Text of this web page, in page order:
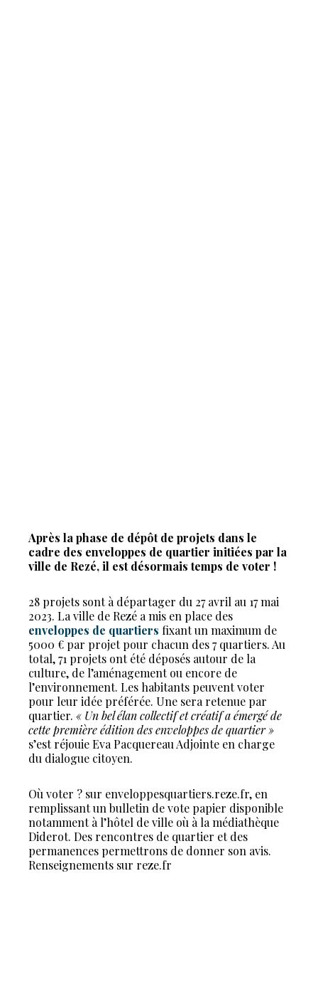
Après la phase de dépôt de projets dans le
cadre des enveloppes de quartier initiées par la
ville de Rezé, il est désormais temps de voter !
28 projets sont à départager du 27 avril au 17 mai
2023. La ville de Rezé a mis en place des
enveloppes de quartiers fixant un maximum de
5000 € par projet pour chacun des 7 quartiers. Au
total, 71 projets ont été déposés autour de la
culture, de l’aménagement ou encore de
l’environnement. Les habitants peuvent voter
pour leur idée préférée. Une sera retenue par
quartier. « Un bel élan collectif et créatif a émergé de
cette première édition des enveloppes de quartier »
s’est réjouie Eva Pacquereau Adjointe en charge
du dialogue citoyen.
Où voter ? sur enveloppesquartiers.reze.fr, en
remplissant un bulletin de vote papier disponible
notamment à l’hôtel de ville où à la médiathèque
Diderot. Des rencontres de quartier et des
permanences permettrons de donner son avis.
Renseignements sur reze.fr